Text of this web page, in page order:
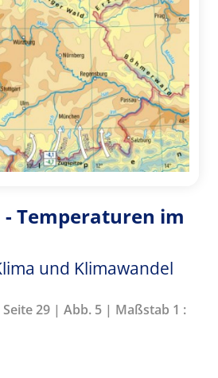
Temperaturen im
und Klimawandel
Seite 29 | Abb. 5 | Maßstab 1 :